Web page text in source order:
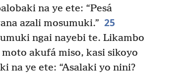
na ye ete: “Pesá
azali mosumuki.” 25
ngai nayebi te. Likambo
akufá miso, kasi sikoyo
na ye ete: “Asalaki yo nini?